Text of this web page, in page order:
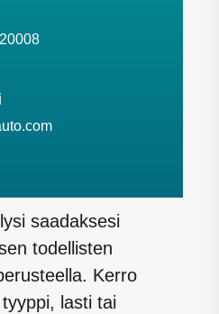
saadaksesi
todellisten
Kerro
lasti tai